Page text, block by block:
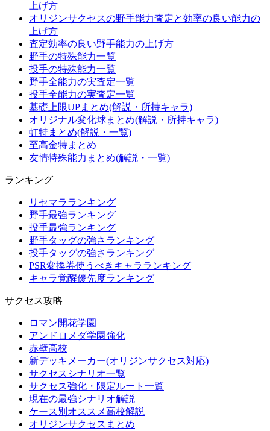
上げ方
オリジンサクセスの野手能力査定と効率の良い能力の
上げ方
査定効率の良い野手能力の上げ方
野手の特殊能力一覧
投手の特殊能力一覧
野手全能力の実査定一覧
投手全能力の実査定一覧
基礎上限UPまとめ(解説・所持キャラ)
オリジナル変化球まとめ(解説・所持キャラ)
虹特まとめ(解説・一覧)
至高金特まとめ
友情特殊能力まとめ(解説・一覧)
ランキング
リセマラランキング
野手最強ランキング
投手最強ランキング
野手タッグの強さランキング
投手タッグの強さランキング
PSR変換券使うべきキャラランキング
キャラ覚醒優先度ランキング
サクセス攻略
ロマン開花学園
アンドロメダ学園強化
赤壁高校
新デッキメーカー(オリジンサクセス対応)
サクセスシナリオ一覧
サクセス強化・限定ルート一覧
現在の最強シナリオ解説
ケース別オススメ高校解説
オリジンサクセスまとめ